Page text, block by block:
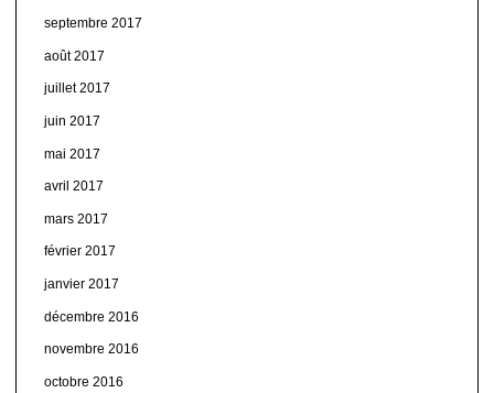
septembre 2017
août 2017
juillet 2017
juin 2017
mai 2017
avril 2017
mars 2017
février 2017
janvier 2017
décembre 2016
novembre 2016
octobre 2016